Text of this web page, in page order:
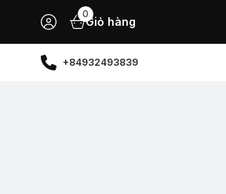
0
Giỏ hàng
+84932493839